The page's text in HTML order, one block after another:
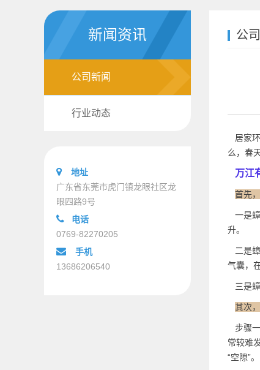
新闻资讯
公司新闻
行业动态
地址
广东省东莞市虎门镇龙眼社区龙
眼四路9号
电话
0769-82270205
手机
13686206540
公
居家
么，春
万江
首先
一是
升。
二是
气囊，
三是
其次
步骤
常较难
“空隙”。